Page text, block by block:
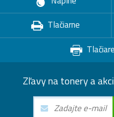
Tlačiarne
Zľavy na tonery a